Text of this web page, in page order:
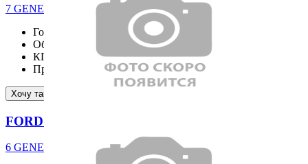
7 GENERATION 2.3 Ecoboost Premium Coupe
Год выпуска
Объём двигателя
2261 см³
КПП
Пробег
17290 км
Хочу такой же
FORD EXPLORER
6 GENERATION ST-Line 2.3 4WD